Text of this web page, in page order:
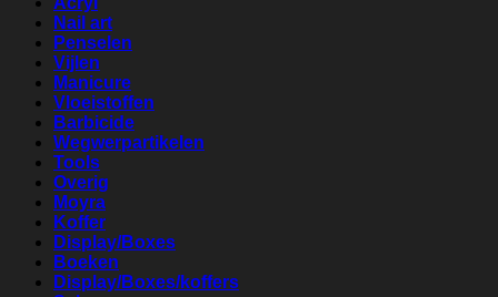
Nail art
Penselen
Vijlen
Manicure
Vloeistoffen
Barbicide
Wegwerpartikelen
Tools
Overig
Moyra
Koffer
Display/Boxes
Boeken
Display/Boxes/koffers